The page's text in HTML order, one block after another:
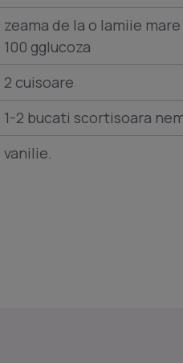
zeama de la o lamiie
100 gglucoza
2 cuisoare
1-2 bucati scortisoara
vanilie.